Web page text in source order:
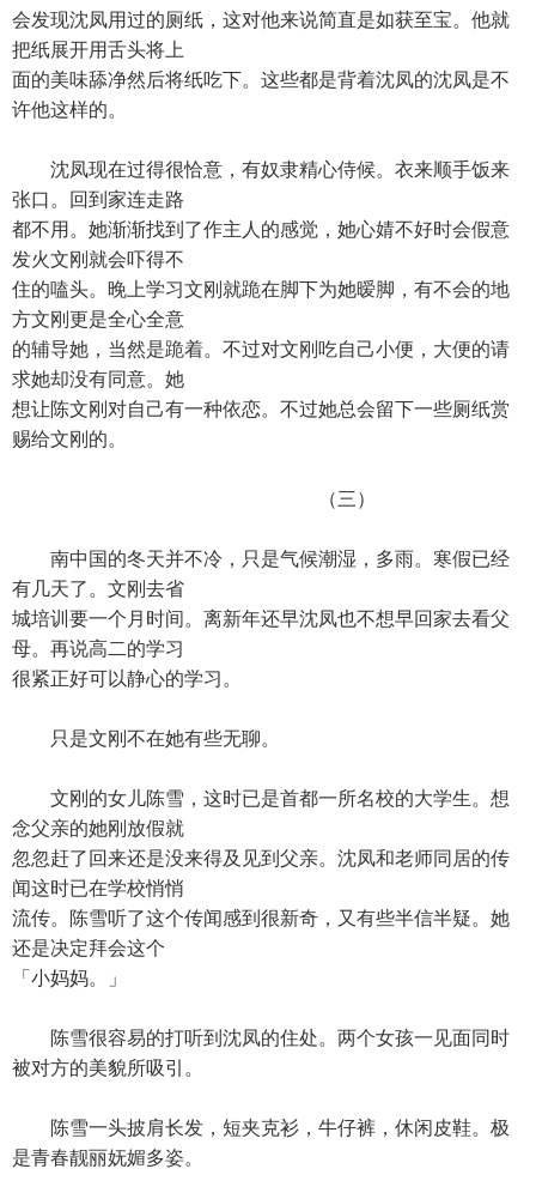
会发现沈凤用过的厕纸，这对他来说简直是如获至宝。他就
把纸展开用舌头将上
面的美味舔净然后将纸吃下。这些都是背着沈凤的沈凤是不
许他这样的。
沈凤现在过得很恰意，有奴隶精心侍候。衣来顺手饭来
张口。回到家连走路
都不用。她渐渐找到了作主人的感觉，她心婧不好时会假意
发火文刚就会吓得不
住的嗑头。晚上学习文刚就跪在脚下为她暧脚，有不会的地
方文刚更是全心全意
的辅导她，当然是跪着。不过对文刚吃自己小便，大便的请
求她却没有同意。她
想让陈文刚对自己有一种依恋。不过她总会留下一些厕纸赏
赐给文刚的。
（三）
南中国的冬天并不冷，只是气候潮湿，多雨。寒假已经
有几天了。文刚去省
城培训要一个月时间。离新年还早沈凤也不想早回家去看父
母。再说高二的学习
很紧正好可以静心的学习。
只是文刚不在她有些无聊。
文刚的女儿陈雪，这时已是首都一所名校的大学生。想
念父亲的她刚放假就
忽忽赶了回来还是没来得及见到父亲。沈凤和老师同居的传
闻这时已在学校悄悄
流传。陈雪听了这个传闻感到很新奇，又有些半信半疑。她
还是决定拜会这个
「小妈妈。」
陈雪很容易的打听到沈凤的住处。两个女孩一见面同时
被对方的美貌所吸引。
陈雪一头披肩长发，短夹克衫，牛仔裤，休闲皮鞋。极
是青春靓丽妩媚多姿。